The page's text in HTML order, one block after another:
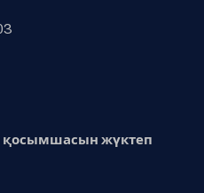
жүктеп